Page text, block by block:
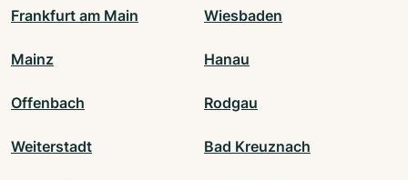
Frankfurt am Main Wiesbaden
Mainz Hanau
Offenbach Rodgau
Weiterstadt Bad Kreuznach